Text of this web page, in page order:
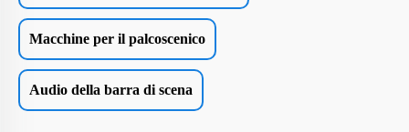
Macchine per il palcoscenico
Audio della barra di scena